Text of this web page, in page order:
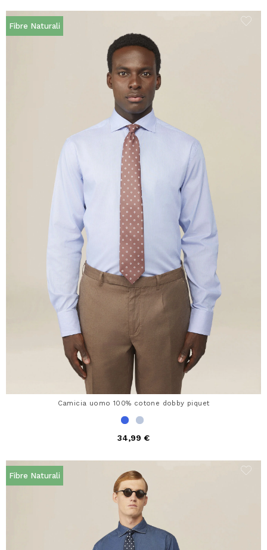
Fibre Naturali
Camicia uomo 100% cotone dobby piquet
34,99 €
Fibre Naturali